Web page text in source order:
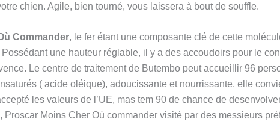
chien. Agile, bien tourné, vous laissera à bout de souffle.
Commander, le fer étant une composante clé de cette
une hauteur réglable, il y a des accoudoirs pour le
Le centre de traitement de Butembo peut accueillir 96
( acide oléique), adoucissante et nourrissante, elle
les valeurs de l’UE, mas tem 90 de chance de
Moins Cher Où commander visité par des messieurs